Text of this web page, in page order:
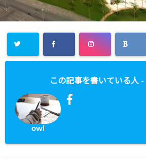
この記事を書いている人 -
owl